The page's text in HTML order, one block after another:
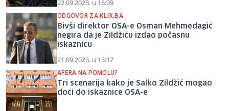
22.09.2023. u 16:09
ODGOVOR ZA KLIX.BA
Bivši direktor OSA-e Osman Mehmedagić
negira da je Zildžiću izdao počasnu
iskaznicu
21.09.2023. u 13:17
AFERA NA POMOLU?
Tri scenarija kako je Salko Zildžić mogao
doći do iskaznice OSA-e